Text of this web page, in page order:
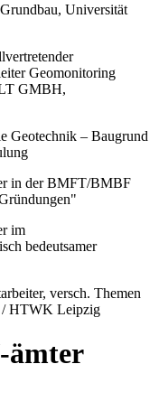
Universität
Geomonitoring
GMBH,
Geotechnik – Baugrund
in der BMFT/BMBF
im
bedeutsamer
versch. Themen
/ HTWK Leipzig
ämter